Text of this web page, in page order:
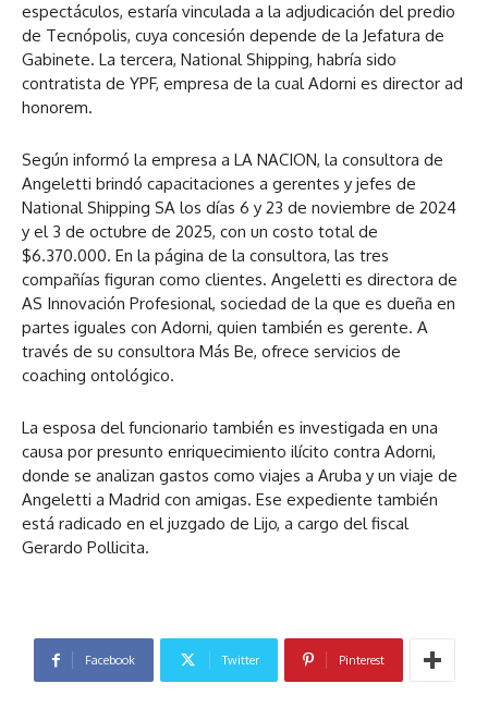
espectáculos, estaría vinculada a la adjudicación del predio
de Tecnópolis, cuya concesión depende de la Jefatura de
Gabinete. La tercera, National Shipping, habría sido
contratista de YPF, empresa de la cual Adorni es director ad
honorem.
Según informó la empresa a LA NACION, la consultora de
Angeletti brindó capacitaciones a gerentes y jefes de
National Shipping SA los días 6 y 23 de noviembre de 2024
y el 3 de octubre de 2025, con un costo total de
$6.370.000. En la página de la consultora, las tres
compañías figuran como clientes. Angeletti es directora de
AS Innovación Profesional, sociedad de la que es dueña en
partes iguales con Adorni, quien también es gerente. A
través de su consultora Más Be, ofrece servicios de
coaching ontológico.
La esposa del funcionario también es investigada en una
causa por presunto enriquecimiento ilícito contra Adorni,
donde se analizan gastos como viajes a Aruba y un viaje de
Angeletti a Madrid con amigas. Ese expediente también
está radicado en el juzgado de Lijo, a cargo del fiscal
Gerardo Pollicita.
Facebook Twitter Pinterest